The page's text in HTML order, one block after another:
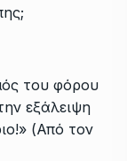
του φόρου
εξάλειψη
(Από τον